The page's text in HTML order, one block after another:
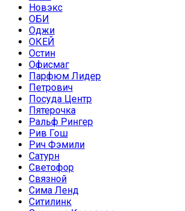
Новэкс
ОБИ
Оджи
ОКЕЙ
Остин
Офисмаг
Парфюм Лидер
Петрович
Посуда Центр
Пятерочка
Ральф Рингер
Рив Гош
Рич Фэмили
Сатурн
Светофор
Связной
Сима Ленд
Ситилинк